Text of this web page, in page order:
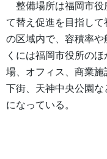
整備場所は福岡市役
て替え促進を目指し
の区域内で、容積率
くには福岡市役所の
場、オフィス、商業
下街、天神中央公園
になっている。